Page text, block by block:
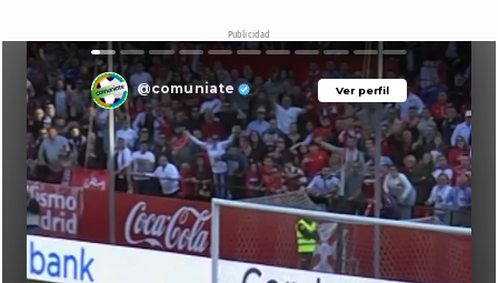
Publicidad
Ver perfil
@comuniate Ver perfil